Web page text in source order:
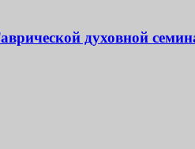
духовной